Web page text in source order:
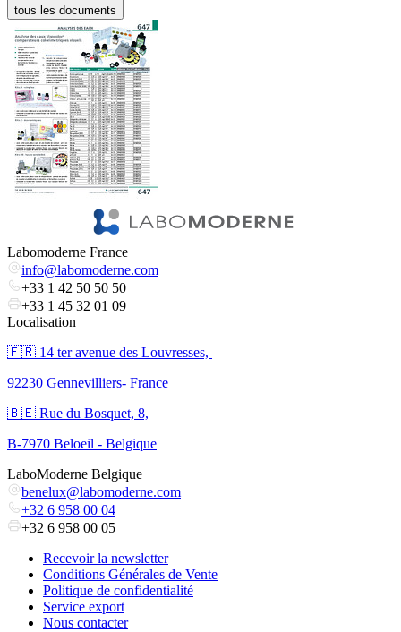
tous les documents
Labomoderne France
info@labomoderne.com
+33 1 42 50 50 50
+33 1 45 32 01 09
Localisation
🇫🇷 ​14 ter avenue des Louvresses,
92230 Gennevilliers- France
🇧🇪 Rue du Bosquet, 8,
B-7970 Beloeil - Belgique
LaboModerne Belgique
benelux@labomoderne.com
+32 6 958 00 04
+32 6 958 00 05
Recevoir la newsletter
Conditions Générales de Vente
Politique de confidentialité
Service export
Nous contacter